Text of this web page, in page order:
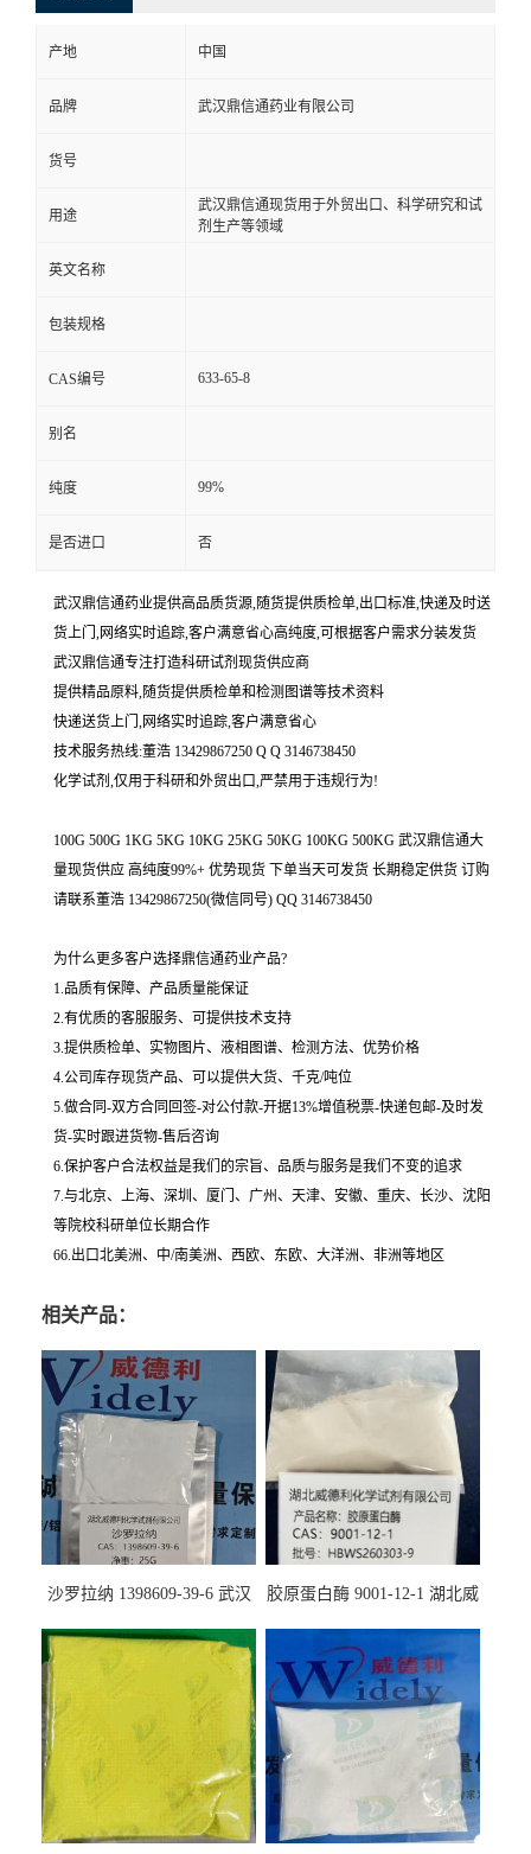
产地 中国
品牌 武汉鼎信通药业有限公司
货号
用途
武汉鼎信通现货用于外贸出口、科学研究和试
剂生产等领域
英文名称
包装规格
CAS编号 633-65-8
别名
纯度 99%
是否进口 否
武汉鼎信通药业提供高品质货源,随货提供质检单,出口标准,快递及时送
货上门,网络实时追踪,客户满意省心高纯度,可根据客户需求分装发货
武汉鼎信通专注打造科研试剂现货供应商
提供精品原料,随货提供质检单和检测图谱等技术资料
快递送货上门,网络实时追踪,客户满意省心
技术服务热线:董浩 13429867250 Q Q 3146738450
化学试剂,仅用于科研和外贸出口,严禁用于违规行为!
100G 500G 1KG 5KG 10KG 25KG 50KG 100KG 500KG 武汉鼎信通大
量现货供应 高纯度99%+ 优势现货 下单当天可发货 长期稳定供货 订购
请联系董浩 13429867250(微信同号) QQ 3146738450
为什么更多客户选择鼎信通药业产品?
1.品质有保障、产品质量能保证
2.有优质的客服服务、可提供技术支持
3.提供质检单、实物图片、液相图谱、检测方法、优势价格
4.公司库存现货产品、可以提供大货、千克/吨位
5.做合同-双方合同回签-对公付款-开据13%增值税票-快递包邮-及时发
货-实时跟进货物-售后咨询
6.保护客户合法权益是我们的宗旨、品质与服务是我们不变的追求
7.与北京、上海、深圳、厦门、广州、天津、安徽、重庆、长沙、沈阳
等院校科研单位长期合作
66.出口北美洲、中/南美洲、西欧、东欧、大洋洲、非洲等地区
相关产品：
沙罗拉纳 1398609-39-6 武汉
胶原蛋白酶 9001-12-1 湖北威